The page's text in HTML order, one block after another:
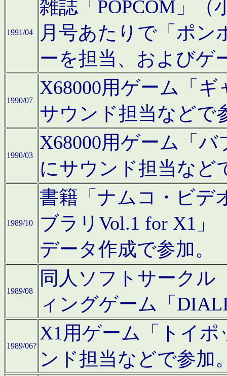
1991/04
雑誌「POPCOM」（
月号あたりで「ポン
ーを担当、およびゲ
1990/07
X68000用ゲーム「
サウンド担当などで
1990/03
X68000用ゲーム「
にサウンド担当など
1989/10
書籍「ナムコ・ビデ
ブラリVol.1 for X1」
データ作成で参加。
1989/08
同人ソフトサークル
ィングゲーム「
1989/06?
X1用ゲーム「トイ
ンド担当などで参加